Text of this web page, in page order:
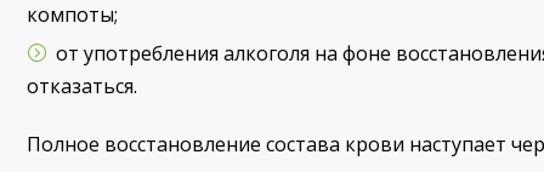
компоты;
от употребления алкоголя на фоне
отказаться.
Полное восстановление состава крови наступает